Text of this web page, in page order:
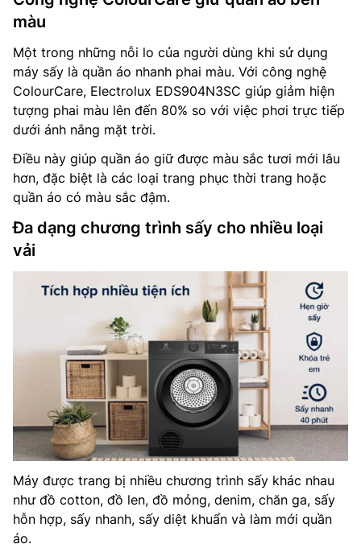
màu
Một trong những nỗi lo của người dùng khi sử dụng
máy sấy là quần áo nhanh phai màu. Với công nghệ
ColourCare, Electrolux EDS904N3SC giúp giảm hiện
tượng phai màu lên đến 80% so với việc phơi trực tiếp
dưới ánh nắng mặt trời.
Điều này giúp quần áo giữ được màu sắc tươi mới lâu
hơn, đặc biệt là các loại trang phục thời trang hoặc
quần áo có màu sắc đậm.
Đa dạng chương trình sấy cho nhiều loại
vải
Máy được trang bị nhiều chương trình sấy khác nhau
như đồ cotton, đồ len, đồ mỏng, denim, chăn ga, sấy
hỗn hợp, sấy nhanh, sấy diệt khuẩn và làm mới quần
áo.